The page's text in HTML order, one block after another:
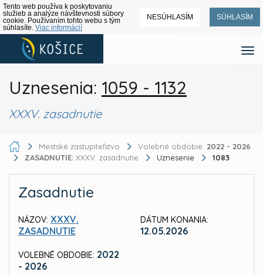
Tento web používa k poskytovaniu
služieb a analýze návštevnosti súbory
cookie. Používaním tohto webu s tým
súhlasíte. Viac informácií
NESÚHLASÍM SÚHLASÍM
Uznesenia: 1059 - 1132
XXXV. zasadnutie
Mestské zastupiteľstvo Volebné obdobie: 2022 - 2026
ZASADNUTIE: XXXV. zasadnutie Uznesenie 1083
Zasadnutie
NÁZOV: XXXV.
ZASADNUTIE
VOLEBNÉ OBDOBIE: 2022
- 2026
DÁTUM KONANIA:
12.05.2026